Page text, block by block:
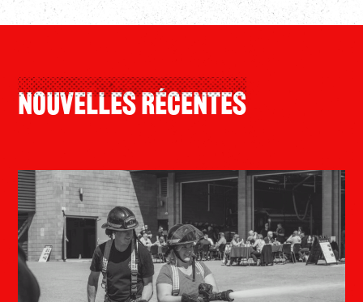
Nouvelles Récentes